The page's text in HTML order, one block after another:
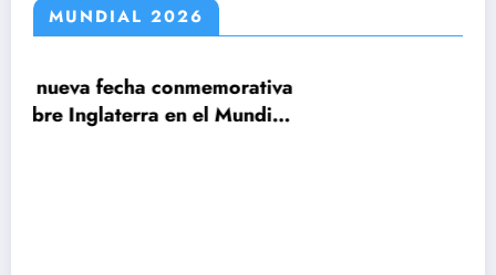
MUNDIAL 2026
Mundial
Claudio Tapia: »El Mundial se ganó
le ganamos a Inglaterra»